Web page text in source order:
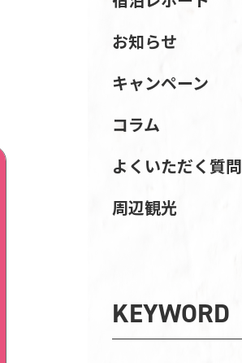
お知らせ
キャンペーン
コラム
よくいただく質問
周辺観光
KEYWORD